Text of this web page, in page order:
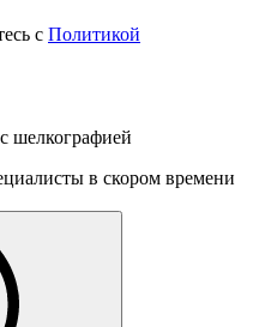
с Политикой
шелкографией
в скором времени